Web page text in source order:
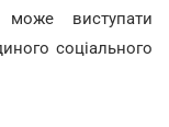
може виступати
соціального